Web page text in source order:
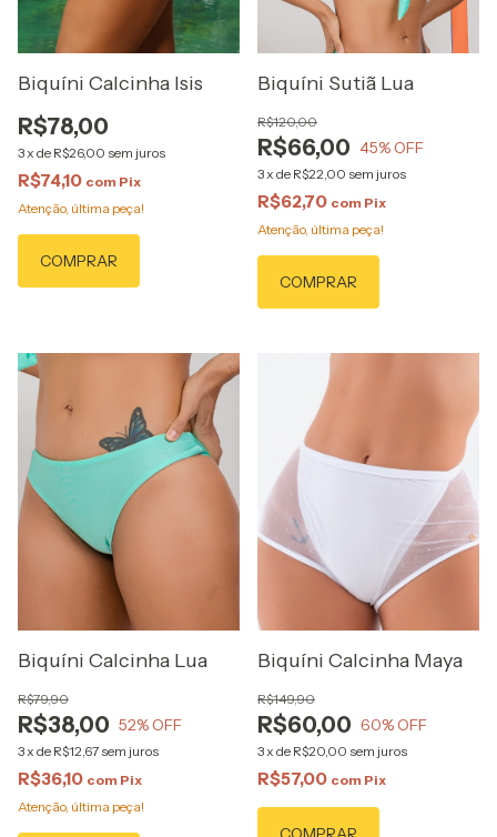
Biquíni Calcinha Isis
R$78,00
3 x de R$26,00 sem juros
R$74,10 com Pix
Atenção, última peça!
COMPRAR
Biquíni Sutiã Lua
R$66,00
R$120,00
45% OFF
3 x de R$22,00 sem juros
R$62,70 com Pix
Atenção, última peça!
COMPRAR
Biquíni Calcinha Lua
R$38,00
R$79,90
52% OFF
3 x de R$12,67 sem juros
R$36,10 com Pix
Atenção, última peça!
Biquíni Calcinha Maya
R$60,00
R$149,90
60% OFF
3 x de R$20,00 sem juros
R$57,00 com Pix